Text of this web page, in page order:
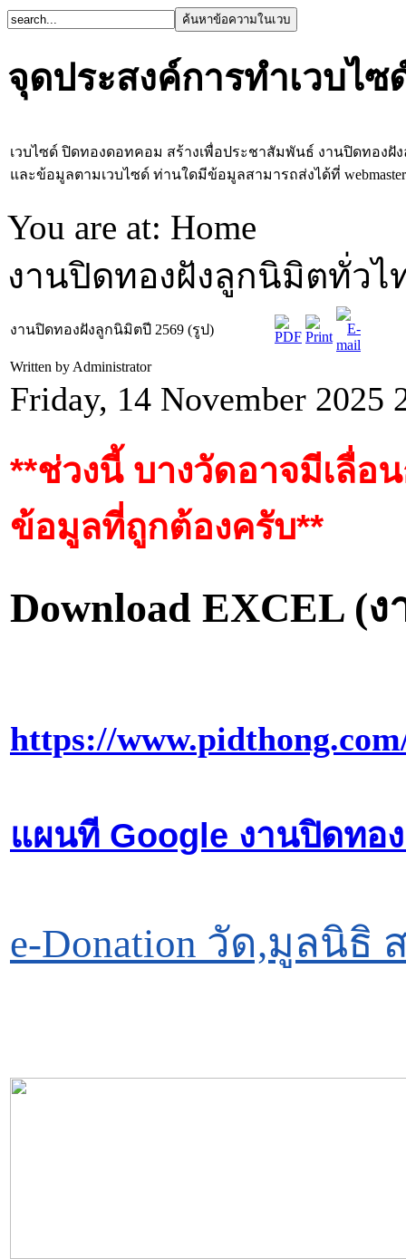
จุดประสงค์การทำเวบไซ
เวบไซด์ ปิดทองดอทคอม สร้างเพื่อประชาสัมพันธ์ งานปิดทอง
และข้อมูลตามเวบไซด์ ท่านใดมีข้อมูลสามารถส่งได้ที่
You are at: Home
งานปิดทองฝังลูกนิมิตทั่วไ
งานปิดทองฝังลูกนิมิตปี 2569 (รูป)
Written by Administrator
Friday, 14 November 2025
**ช่วงนี้ บางวัดอาจมีเลื่อ
ข้อมูลที่ถูกต้องครับ**
Download EXCEL (
https://
แผนที Google งานปิดทอ
e-Donation วัด,มูลนิ